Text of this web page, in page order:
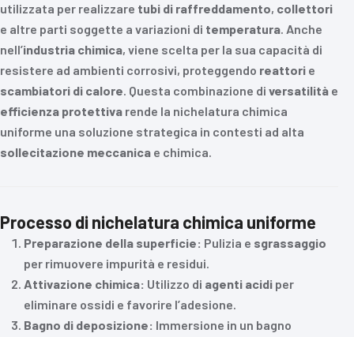
utilizzata per realizzare tubi di raffreddamento, collettori
e altre parti soggette a variazioni di temperatura. Anche
nell’industria chimica, viene scelta per la sua capacità di
resistere ad ambienti corrosivi, proteggendo reattori e
scambiatori di calore. Questa combinazione di versatilità e
efficienza protettiva rende la nichelatura chimica
uniforme una soluzione strategica in contesti ad alta
sollecitazione meccanica e chimica.
Processo di nichelatura chimica uniforme
Preparazione della superficie: Pulizia e sgrassaggio
per rimuovere impurità e residui.
Attivazione chimica: Utilizzo di agenti acidi per
eliminare ossidi e favorire l’adesione.
Bagno di deposizione: Immersione in un bagno